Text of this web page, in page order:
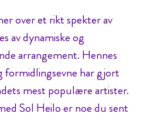
over et rikt spekter av
av dynamiske og
arrangement. Hennes
har gjort
mest populære artister.
Sol Heilo er noe du sent